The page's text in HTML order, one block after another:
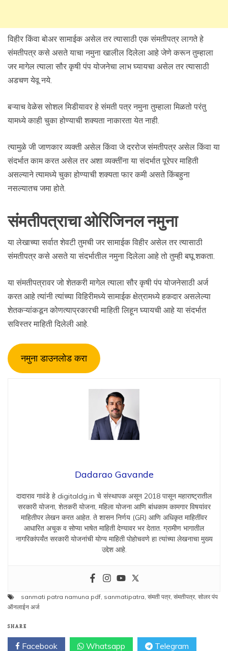
विहीर किंवा बोअर सामाईक असेल तर त्यासाठी एक संमतीपत्र लागते हे
संमतीपत्र कसे असते याचा नमुना खालील दिलेला आहे जेणे करून तुम्हाला
जर मागेल त्याला सौर कृषी पंप योजनेचा लाभ घ्यायचा असेल तर त्यासाठी
अडचण येवू नये.
बऱ्याच वेळेस सोशल मिडीयावर हे संमती पत्र नमुना तुम्हाला मिळतो परंतु
यामध्ये काही चुका होण्याची शक्यता नाकारता येत नाही.
त्यामुळे जी जाणकार व्यक्ती असेल किंवा जे दररोज संमतीपत्र असेल किंवा या
संदर्भात काम करत असेल तर अशा व्यक्तींना या संदर्भात पूरेपर माहिती
असल्याने त्यामध्ये चुका होण्याची शक्यता फार कमी असते किंबहुना
नसल्यातच जमा होते.
संमतीपत्राचा ओरिजिनल नमुना
या लेखाच्या सर्वात शेवटी तुमची जर सामाईक विहीर असेल तर त्यासाठी
संमतीपत्र कसे असते या संदर्भातील नमुना दिलेला आहे तो तुम्ही बघू शकता.
या संमतीपत्रावर जो शेतकरी मागेल त्याला सौर कृषी पंप योजनेसाठी अर्ज
करत आहे त्यांनी त्यांच्या विहिरीमध्ये सामाईक क्षेत्रामध्ये हकदार असलेल्या
शेतकऱ्यांकडून कोणत्याप्रकारची माहिती लिहून घ्यायची आहे या संदर्भात
सविस्तर माहिती दिलेली आहे.
नमुना डाउनलोड करा
Dadarao Gavande
दादाराव गावंडे हे digitaldg.in चे संस्थापक असून 2018 पासून महाराष्ट्रातील
सरकारी योजना, शेतकरी योजना, महिला योजना आणि बांधकाम कामगार विषयांवर
माहितीपर लेखन करत आहेत. ते शासन निर्णय (GR) आणि अधिकृत माहितींवर
आधारित अचूक व सोप्या भाषेत माहिती देण्यावर भर देतात. ग्रामीण भागातील
नागरिकांपर्यंत सरकारी योजनांची योग्य माहिती पोहोचवणे हा त्यांच्या लेखनाचा मुख्य
उद्देश आहे.
sanmati patra namuna pdf, sanmatipatra, संमती पत्र, संमतीपत्र, सोलर पंप
ऑनलाईन अर्ज
SHARE
Facebook Whatsapp Telegram